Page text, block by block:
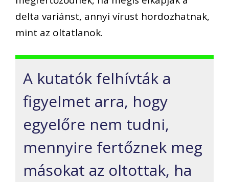
delta variánst, annyi vírust hordozhatnak,
mint az oltatlanok.
A kutatók felhívták a
figyelmet arra, hogy
egyelőre nem tudni,
mennyire fertőznek meg
másokat az oltottak, ha